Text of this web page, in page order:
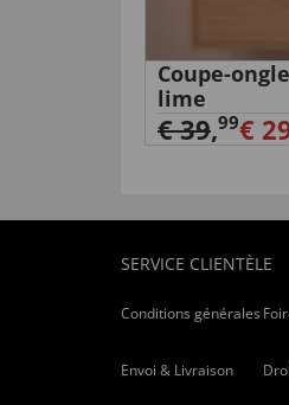
Coupe-
lime
€ 39,99€
SERVICE CLIENTÈLE
Conditions générales
Envoi & Livraison